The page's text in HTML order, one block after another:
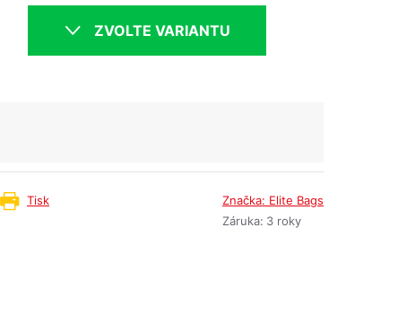
ZVOLTE VARIANTU
Tisk Značka: Elite Bags
Záruka: 3 roky